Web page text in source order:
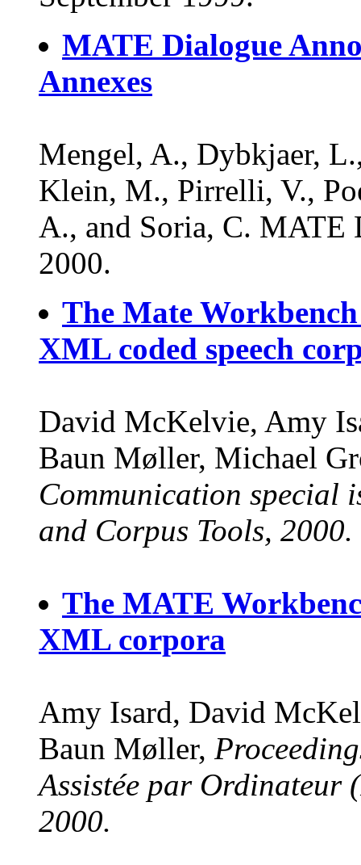
MATE Dialogue
Annexes
Mengel, A., Dybkjaer,
Klein, M., Pirrelli, V.,
A., and Soria, C. MATE
2000.
The Mate
XML coded speech
David McKelvie, Amy
Baun Møller, Michael
Communication special
and Corpus Tools, 2000.
The MATE
XML corpora
Amy Isard, David
Baun Møller,
Assistée par
2000.